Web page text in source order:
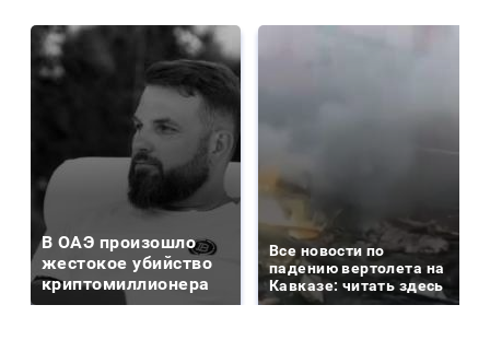
В ОАЭ произошло
жестокое убийство
криптомиллионера
Все новости по
падению вертолета на
Кавказе: читать здесь